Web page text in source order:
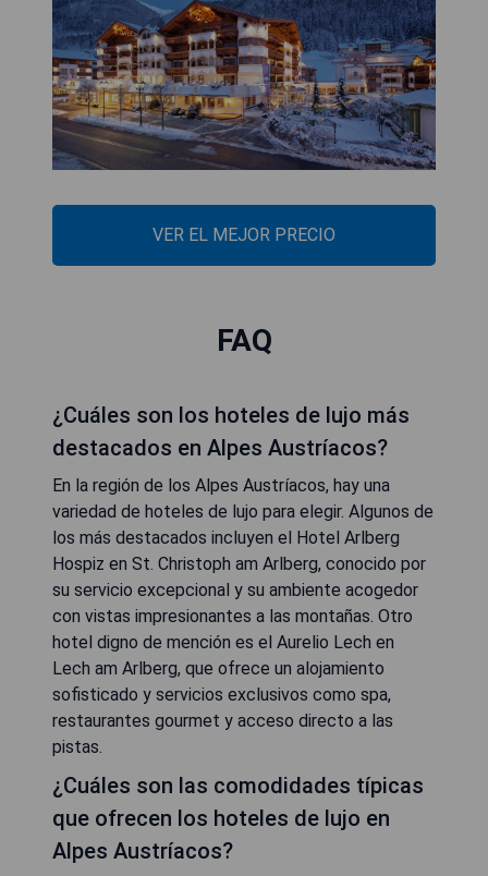
VER EL MEJOR PRECIO
FAQ
¿Cuáles son los hoteles de lujo más
destacados en Alpes Austríacos?
En la región de los Alpes Austríacos, hay una
variedad de hoteles de lujo para elegir. Algunos de
los más destacados incluyen el Hotel Arlberg
Hospiz en St. Christoph am Arlberg, conocido por
su servicio excepcional y su ambiente acogedor
con vistas impresionantes a las montañas. Otro
hotel digno de mención es el Aurelio Lech en
Lech am Arlberg, que ofrece un alojamiento
sofisticado y servicios exclusivos como spa,
restaurantes gourmet y acceso directo a las
pistas.
¿Cuáles son las comodidades típicas
que ofrecen los hoteles de lujo en
Alpes Austríacos?